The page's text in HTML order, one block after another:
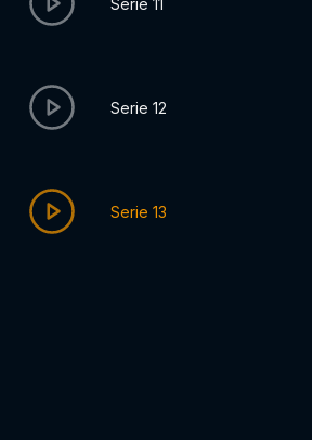
Serie 12
Serie 13